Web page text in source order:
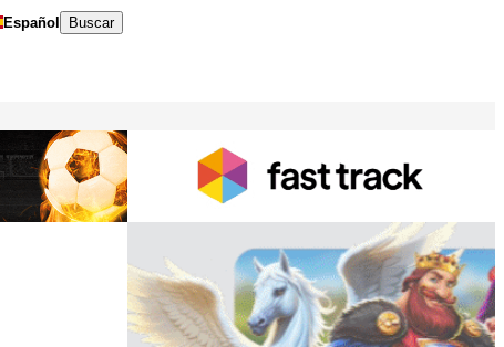
Español Buscar